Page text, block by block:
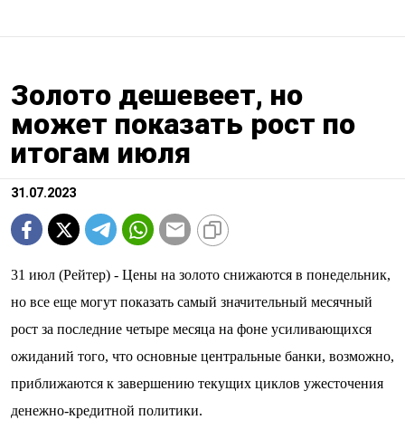
Золото дешевеет, но
может показать рост по
итогам июля
31.07.2023
31 июл (Рейтер) - Цены на золото снижаются в понедельник,
но все еще могут показать самый значительный месячный
рост за последние четыре месяца на фоне усиливающихся
ожиданий того, что основные центральные банки, возможно,
приближаются к завершению текущих циклов ужесточения
денежно-кредитной политики.